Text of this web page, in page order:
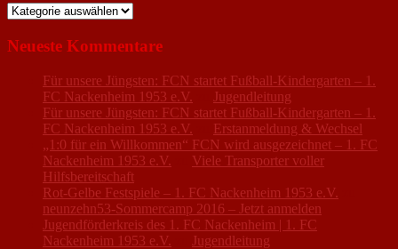
Kategorien
Neueste Kommentare
Für unsere Jüngsten: FCN startet Fußball-Kindergarten – 1.
FC Nackenheim 1953 e.V.
Jugendleitung
Für unsere Jüngsten: FCN startet Fußball-Kindergarten – 1.
FC Nackenheim 1953 e.V.
Erstanmeldung & Wechsel
„1:0 für ein Willkommen“ FCN wird ausgezeichnet – 1. FC
Nackenheim 1953 e.V.
Viele Transporter voller
Hilfsbereitschaft
Rot-Gelbe Festspiele – 1. FC Nackenheim 1953 e.V.
neunzehn53-Sommercamp 2016 – Jetzt anmelden
Jugendförderkreis des 1. FC Nackenheim | 1. FC
Nackenheim 1953 e.V.
Jugendleitung